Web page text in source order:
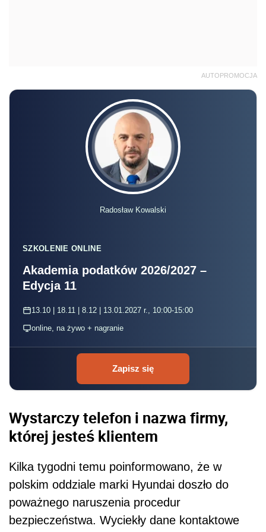
AUTOPROMOCJA
Radosław Kowalski
SZKOLENIE ONLINE
Akademia podatków 2026/2027 –
Edycja 11
13.10 | 18.11 | 8.12 | 13.01.2027 r., 10:00-15:00
online, na żywo + nagranie
Zapisz się
Wystarczy telefon i nazwa firmy,
której jesteś klientem
Kilka tygodni temu poinformowano, że w
polskim oddziale marki Hyundai doszło do
poważnego naruszenia procedur
bezpieczeństwa. Wyciekły dane kontaktowe